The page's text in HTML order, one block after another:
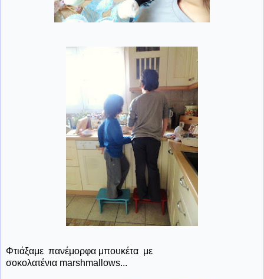
Φτιάξαμε πανέμορφα μπουκέτα με
σοκολατένια marshmallows...